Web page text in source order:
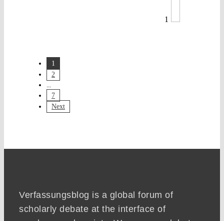
1
1
2
7
Next
Verfassungsblog is a global forum of
scholarly debate at the interface of